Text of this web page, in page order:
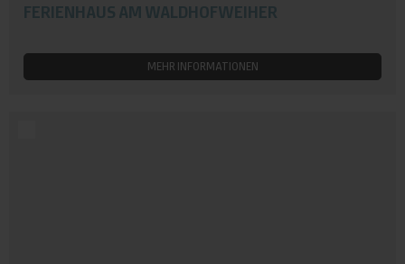
FERIENHAUS AM WALDHOFWEIHER
MEHR INFORMATIONEN